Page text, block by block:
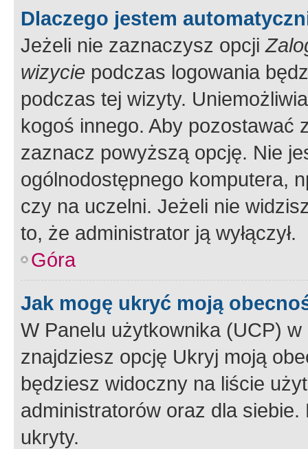
Dlaczego jestem
Jeżeli nie zaznaczysz opcji
wizycie podczas logowania
podczas tej wizyty.
kogoś innego. Aby pozostawać
zaznacz powyższą opcję. Nie
ogólnodostępnego komputera,
czy na uczelni. Jeżeli nie
to, że administrator ją wyłączył.
Góra
Jak mogę ukryć moją
W Panelu użytkownika (UCP) w
znajdziesz opcję Ukryj moją
będziesz widoczny na liście
administratorów oraz dla
ukryty.